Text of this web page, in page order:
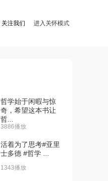
关注我们 进入关怀模式
哲学始于闲暇与惊
奇，希望这本书让
哲...
3886播放
活着为了思考#亚里
士多德 #哲学 ...
1343播放